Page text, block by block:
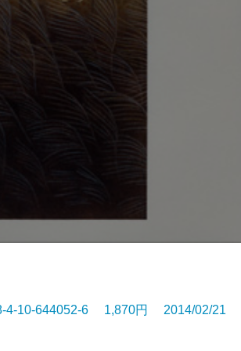
4-10-644052-6 1,870円 2014/02/21